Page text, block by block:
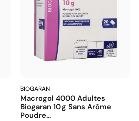
BIOGARAN
Macrogol 4000 Adultes
Biogaran 10 G Sans Arôme
Poudre...